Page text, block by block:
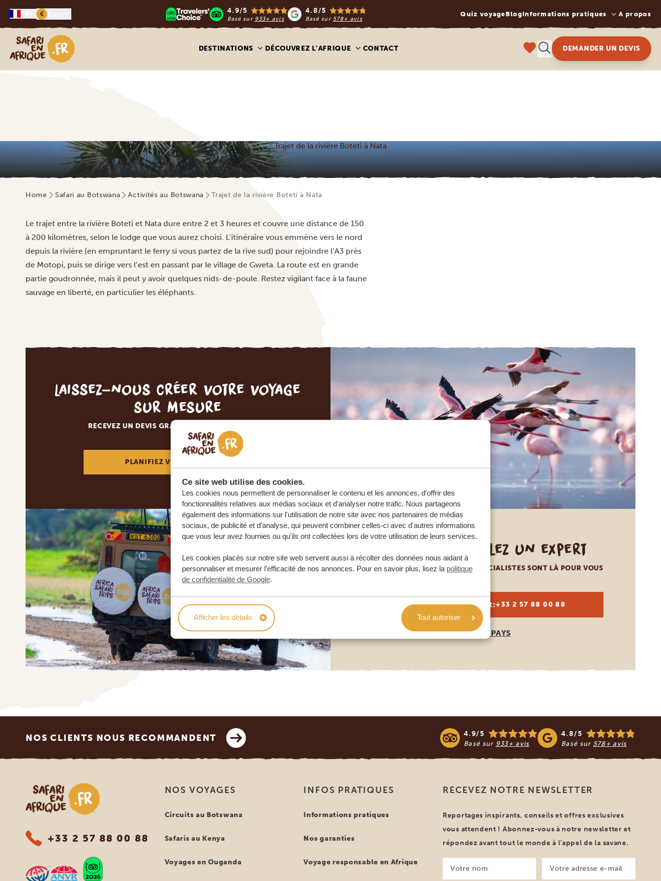
Ce site web utilise des cookies.
Les cookies nous permettent de personnaliser le contenu et les annonces, d'offrir des
fonctionnalités relatives aux médias sociaux et d'analyser notre trafic. Nous partageons
également des informations sur l'utilisation de notre site avec nos partenaires de médias
sociaux, de publicité et d'analyse, qui peuvent combiner celles-ci avec d'autres informations
que vous leur avez fournies ou qu'ils ont collectées lors de votre utilisation de leurs services.
Les cookies placés sur notre site web servent aussi à récolter des données nous aidant à
personnaliser et mesurer l’efficacité de nos annonces. Pour en savoir plus, lisez la politique
de confidentialité de Google.
Afficher les détails Tout autoriser
€ 4.9/5
Basé sur 933+ avis
4.8/5
Basé sur 578+ avis
Quiz voyage BlogInformations pratiques A propos
Safari en Afrique
DESTINATIONS DÉCOUVREZ L’AFRIQUE CONTACT DEMANDER UN DEVIS
Trajet de la rivière Boteti à Nata
Home Safari au Botswana Activités au Botswana Trajet de la rivière Boteti à Nata
Le trajet entre la rivière Boteti et Nata dure entre 2 et 3 heures et couvre une distance de 150
à 200 kilomètres, selon le lodge que vous aurez choisi. L’itinéraire vous emmène vers le nord
depuis la rivière (en empruntant le ferry si vous partez de la rive sud) pour rejoindre l’A3 près
de Motopi, puis se dirige vers l’est en passant par le village de Gweta. La route est en grande
partie goudronnée, mais il peut y avoir quelques nids-de-poule. Restez vigilant face à la faune
sauvage en liberté, en particulier les éléphants.
Laissez-nous créer votre voyage
sur mesure
RECEVEZ UN DEVIS GRATUIT, SANS ENGAGEMENT
PLANIFIEZ VOTRE AVENTURE
Appelez un expert
NOS SPÉCIALISTES SONT LÀ POUR VOUS
FR:+33 2 57 88 00 88
AUTRES PAYS
NOS CLIENTS NOUS RECOMMANDENT 4.9/5
Basé sur 933+ avis
4.8/5
Basé sur 578+ avis
Safari en Afrique
+33 2 57 88 00 88
NOS VOYAGES
Circuits au Botswana
Safaris au Kenya
Voyages en Ouganda
INFOS PRATIQUES
Informations pratiques
Nos garanties
Voyage responsable en Afrique
RECEVEZ NOTRE NEWSLETTER
Reportages inspirants, conseils et offres exclusives
vous attendent ! Abonnez-vous à notre newsletter et
répondez avant tout le monde à l’appel de la savane.
nom
adresse